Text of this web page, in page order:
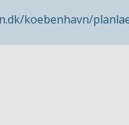
koebenhavn/